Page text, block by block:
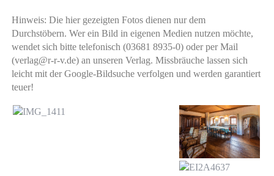
Hinweis: Die hier gezeigten Fotos dienen nur dem
Durchstöbern. Wer ein Bild in eigenen Medien nutzen möchte,
wendet sich bitte telefonisch (03681 8935-0) oder per Mail
(verlag@r-r-v.de) an unseren Verlag. Missbräuche lassen sich
leicht mit der Google-Bildsuche verfolgen und werden garantiert
teuer!